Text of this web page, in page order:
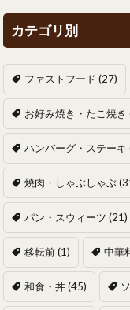
カテゴリ別
ファストフード (27)
お好み焼き・たこ焼き
ハンバーグ・ステーキ
焼肉・しゃぶしゃぶ
パン・スウィーツ (21)
移転前(1) 中華
和食・丼(45)